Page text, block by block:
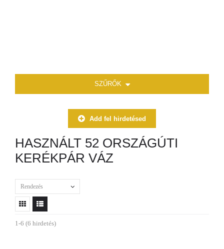
SZŰRŐK
Add fel hirdetésed
HASZNÁLT 52 ORSZÁGÚTI
KERÉKPÁR VÁZ
Rendezés
1-6 (6 hirdetés)